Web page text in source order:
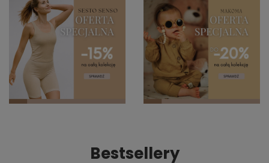
Bestsellery